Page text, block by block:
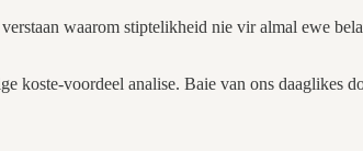
waarom stiptelikheid nie vir almal ewe
koste-voordeel analise. Baie van ons daaglikes